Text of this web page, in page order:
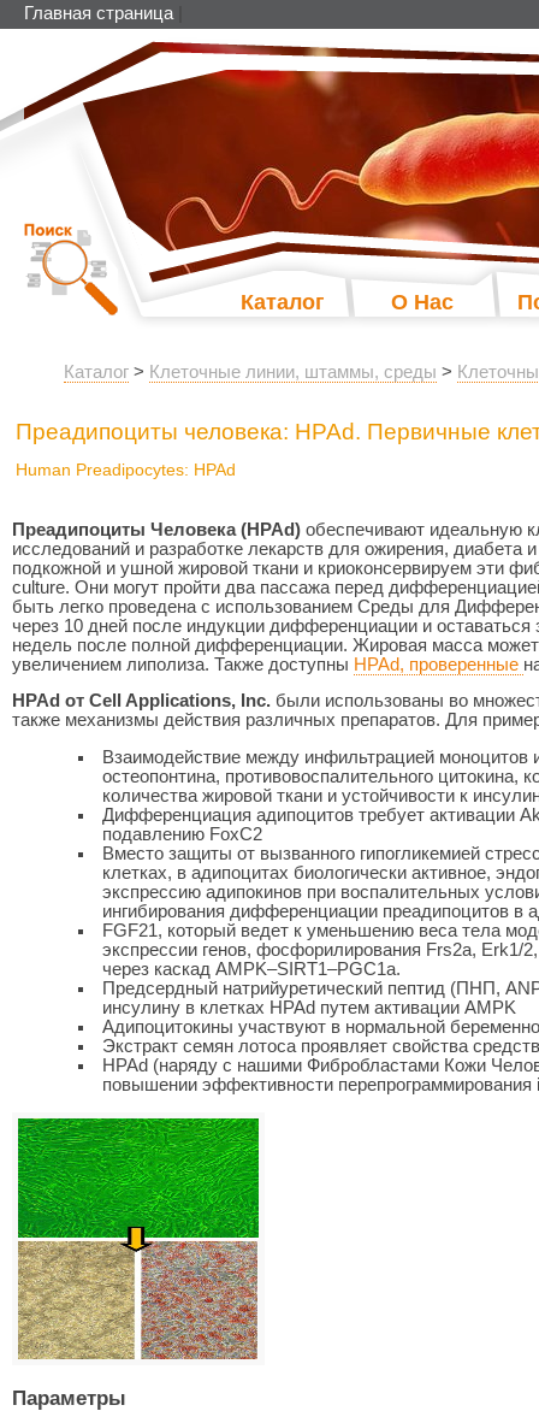
Главная страница
Каталог О Нас
Каталог > Клеточные линии, штаммы, среды >
Преадипоциты человека: HPAd. Первичные
Human Preadipocytes: HPAd
Преадипоциты Человека (HPAd) обеспечивают идеальную
исследований и разработке лекарств для ожирения,
подкожной и ушной жировой ткани и криоконсервируем эти
culture. Они могут пройти два пассажа перед
быть легко проведена с использованием Среды для
через 10 дней после индукции дифференциации и
недель после полной дифференциации. Жировая масса
увеличением липолиза. Также доступны HPAd, проверенные
HPAd от Cell Applications, Inc. были использованы во
также механизмы действия различных препаратов. Для
Взаимодействие между инфильтрацией моноцитов
остеопонтина, противовоспалительного цитокина,
количества жировой ткани и устойчивости к
Дифференциация адипоцитов требует активации
подавлению FoxC2
Вместо защиты от вызванного гипогликемией
клетках, в адипоцитах биологически активное,
экспрессию адипокинов при воспалительных
ингибирования дифференциации преадипоцитов в
FGF21, который ведет к уменьшению веса тела
экспрессии генов, фосфорилирования Frs2a, Erk1/
через каскад AMPK–SIRT1–PGC1a.
Предсердный натрийуретический пептид (ПНП,
инсулину в клетках HPAd путем активации AMPK
Адипоцитокины участвуют в нормальной
Экстракт семян лотоса проявляет свойства
HPAd (наряду с нашими Фибробластами Кожи
повышении эффективности перепрограммирования
Параметры